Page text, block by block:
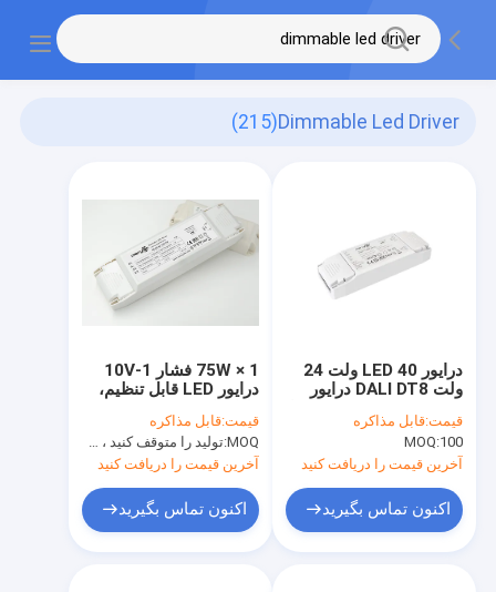
Dimmable Led Driver
(215)
1 × 75W فشار 1-10V
درایور LED قابل تنظیم،
Dimming LED درایور
قیمت:قابل مذاکره
MOQ: تولید را متوقف کنید ، موجود نیست
آخرین قیمت را دریافت کنید
اکنون تماس بگیرید
درایور LED 40 ولت 24
ولت DALI DT8 درایور
گارانتی 5 ساله
قیمت:قابل مذاکره
MOQ:100
آخرین قیمت را دریافت کنید
اکنون تماس بگیرید